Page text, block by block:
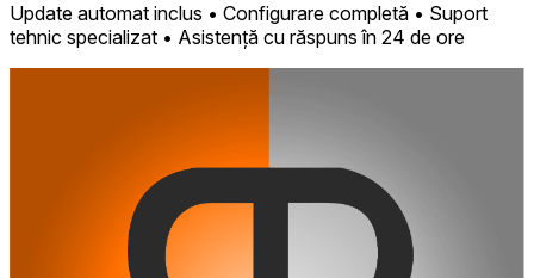
Update automat inclus • Configurare completă • Suport
tehnic specializat • Asistență cu răspuns în 24 de ore